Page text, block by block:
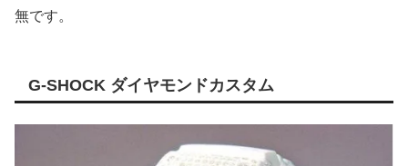
無です。
G-SHOCK ダイヤモンドカスタム